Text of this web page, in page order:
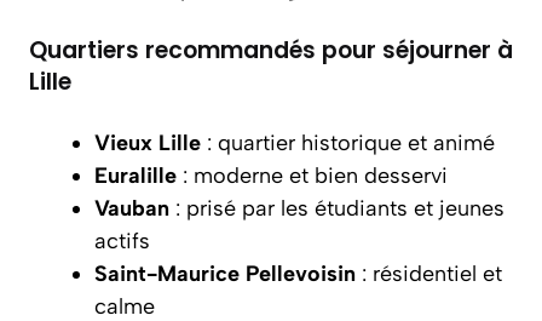
Quartiers recommandés pour séjourner à
Lille
Vieux Lille : quartier historique et animé
Euralille : moderne et bien desservi
Vauban : prisé par les étudiants et jeunes
actifs
Saint-Maurice Pellevoisin : résidentiel et
calme